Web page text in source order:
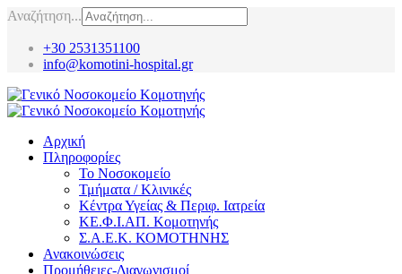
Αναζήτηση...
+30 2531351100
info@komotini-hospital.gr
Αρχική
Πληροφορίες
Το Νοσοκομείο
Τμήματα / Κλινικές
Κέντρα Υγείας & Περιφ. Ιατρεία
ΚΕ.Φ.Ι.ΑΠ. Κομοτηνής
Σ.Α.Ε.Κ. ΚΟΜΟΤΗΝΗΣ
Ανακοινώσεις
Προμήθειες-Διαγωνισμοί